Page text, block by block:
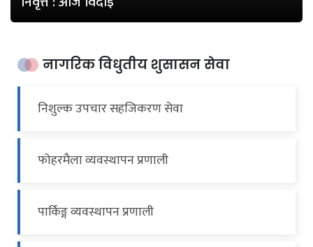
नागरिक विधुतीय शुसासन सेवा
निशुल्क उपचार सहजिकरण सेवा
फोहरमैला व्यवस्थापन प्रणाली
पार्किङ्ग व्यवस्थापन प्रणाली